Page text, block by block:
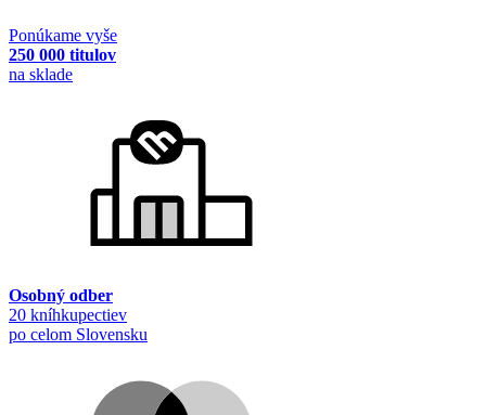
Ponúkame vyše
250 000 titulov
na sklade
Osobný odber
20 kníhkupectiev
po celom Slovensku